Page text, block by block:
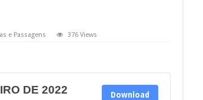
e Passagens 376 Views
DE 2022 Download